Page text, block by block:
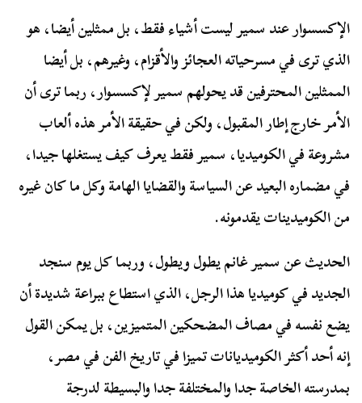
الإكسسوار عند سمير ليست أشياء فقط، بل ممثلين أيضا، هو
الذي ترى في مسرحياته العجائز والأقزام، وغيرهم، بل أيضا
الممثلين المحترفين قد يحولهم سمير لإكسسوار، ربما ترى أن
الأمر خارج إطار المقبول، ولكن في حقيقة الأمر هذه ألعاب
مشروعة في الكوميديا، سمير فقط يعرف كيف يستغلها جيدا،
في مضماره البعيد عن السياسة والقضايا الهامة وكل ما كان غيره
من الكوميدينات يقدمونه.
الحديث عن سمير غانم يطول ويطول، وربما كل يوم سنجد
الجديد في كوميديا هذا الرجل، الذي استطاع ببراعة شديدة أن
يضع نفسه في مصاف المضحكين المتميزين، بل يمكن القول
إنه أحد أكثر الكوميديانات تميزا في تاريخ الفن في مصر،
بمدرسته الخاصة جدا والمختلفة جدا والبسيطة لدرجة